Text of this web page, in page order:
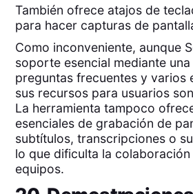
También ofrece atajos de
para hacer capturas de
Como inconveniente, aunque
soporte esencial mediante
preguntas frecuentes y varios
sus recursos para usuarios
La herramienta tampoco
esenciales de grabación de
subtítulos, transcripciones o
lo que dificulta la
equipos.